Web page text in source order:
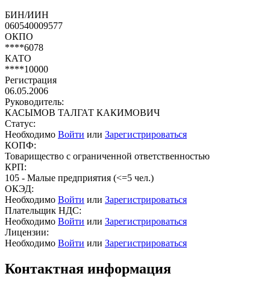
БИН/ИИН
060540009577
ОКПО
****6078
КАТО
****10000
Регистрация
06.05.2006
Руководитель:
КАСЫМОВ ТАЛГАТ КАКИМОВИЧ
Статус:
Необходимо Войти или Зарегистрироваться
КОПФ:
Товарищество с ограниченной ответственностью
КРП:
105 - Малые предприятия (<=5 чел.)
ОКЭД:
Необходимо Войти или Зарегистрироваться
Плательщик НДС:
Необходимо Войти или Зарегистрироваться
Лицензии:
Необходимо Войти или Зарегистрироваться
Контактная информация